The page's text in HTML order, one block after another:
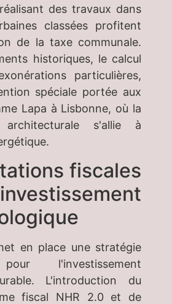
des travaux dans
classées profitent
de la taxe communale.
historiques, le calcul
particulières,
spéciale portée aux
Lapa à Lisbonne, où la
architecturale s'allie à
fiscales
en place une stratégie
l'investissement
L'introduction du
fiscal NHR 2.0 et de